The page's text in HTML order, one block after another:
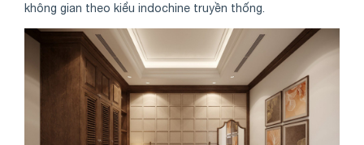
không gian theo kiểu indochine truyền thống.